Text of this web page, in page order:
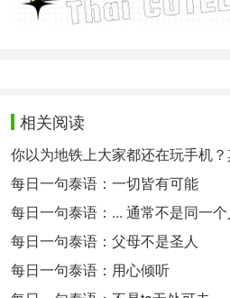
相关阅读
你以为地铁上大家都还在玩手机
每日一句泰语：一切皆有可能
每日一句泰语：... 通常不是同一个
每日一句泰语：父母不是圣人
每日一句泰语：用心倾听